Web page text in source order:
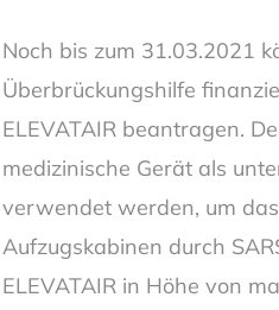
Noch bis zum 31.03.2021
Überbrückungshilfe
ELEVATAIR beantragen.
medizinische Gerät als
verwendet werden, um
Aufzugskabinen durch
ELEVATAIR in Höhe von